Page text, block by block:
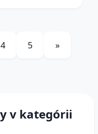
4 5 »
v kategórii